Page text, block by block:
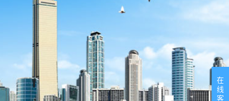
在
线
客